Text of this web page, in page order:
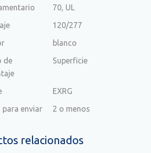
70, UL
120/277
blanco
de
Superficie
EXRG
para enviar
2 o menos
relacionados